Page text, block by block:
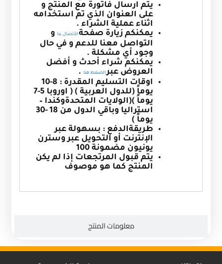
معلومات المنتج
يتم ارسال فاتورة مع المنتج و
على العنوان الذي تم استخدامه
اثناء عملية الشراء .
يمكنكم زيارة صفحة الأتصال بنا و
التواصل معنا للدعم و في حال
وجود أي مشكلة .
يمكنكم شراء أحدث و أفضل
العروض عبر الضغط هنا .
اوقات التسليم المقدرة : 8-10
يوماً (للدول العربية ) ( اوروبا 5-7
يوماً )(الولايات المتحدةوكندا –
استراليا وباقي الدول من 18 -30
يوماً )
طريقةالدفع : بسهولة عبر
الإنترنت أو التحويل عبر وسترن
يونيون مضمونة 100
يتم قبول المرتجعات إذا لم يكن
المنتج كما هو موصوف